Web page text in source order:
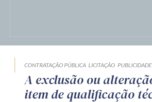
CONTRATAÇÃO PÚBLICA LICITAÇÃO PUBLICIDADE
A exclusão ou
item de qualificação